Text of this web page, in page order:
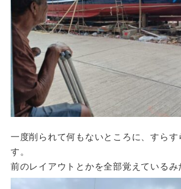
一度削られて何もないところに、すらす
す。
前のレイアウトとかを全部覚えているみ